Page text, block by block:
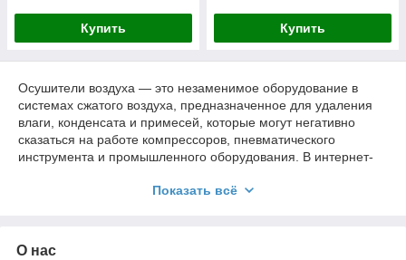
Купить Купить
Осушители воздуха — это незаменимое оборудование в
системах сжатого воздуха, предназначенное для удаления
влаги, конденсата и примесей, которые могут негативно
сказаться на работе компрессоров, пневматического
инструмента и промышленного оборудования. В интернет-
осушители воздуха различного типа и производительности
Показать всё
О нас